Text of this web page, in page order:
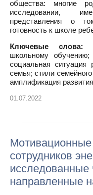
общества: многие
исследовании,
представления о
готовность к школе
Ключевые слова:
школьному обучению;
социальная ситуация
семья; стили
амплификация
01.07.2022
сотрудников
исследованные
направленные